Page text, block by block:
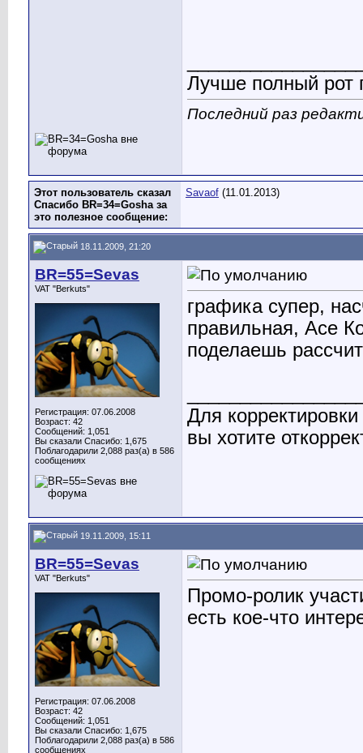
Лучше полный рот
Последний раз
Этот пользователь сказал
Спасибо BR=34=Gosha за
это полезное сообщение:
Savaof (11.01.2013)
18.11.2009, 21:20
BR=55=Sevas
VAT "Berkuts"
Регистрация: 07.06.2008
Возраст: 42
Сообщений: 1,051
Вы сказали Спасибо: 1,675
Поблагодарили 2,088 раз(а) в 586
сообщениях
графика супер,
правильная, Асе
поделаешь
Для
вы хотите
19.11.2009, 15:11
BR=55=Sevas
VAT "Berkuts"
Регистрация: 07.06.2008
Возраст: 42
Сообщений: 1,051
Вы сказали Спасибо: 1,675
Поблагодарили 2,088 раз(а) в 586
сообщениях
Промо-ролик
есть кое-что